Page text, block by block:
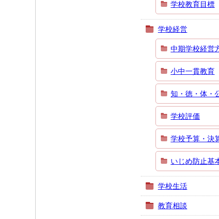
学校教育目標
学校経営
中期学校経営
小中一貫教育
知・徳・体・
学校評価
学校予算・決
いじめ防止基
学校生活
教育相談